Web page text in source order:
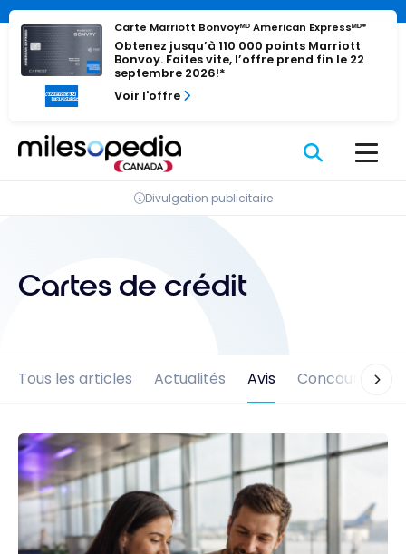
Panneau de gestion des cookies
Passer
contenu
Carte Marriott Bonvoyᴹᴰ American Expressᴹᴰ*
Obtenez jusqu’à 110 000 points Marriott
Bonvoy. Faites vite, l’offre prend fin le 22
septembre 2026!*
Voir l'offre
Divulgation publicitaire
Cartes de crédit
Tous les articles Actualités Avis Concours